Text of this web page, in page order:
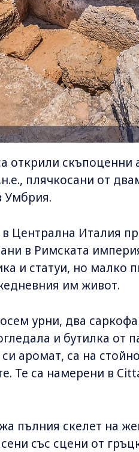
открили скъпоценни
плячкосани от
Умбрия.
Централна Италия
в Римската
и статуи, но малко
им живот.
урни, два
и бутилка от
аромат, са на
Те са намерени в
пълния скелет на
със сцени от